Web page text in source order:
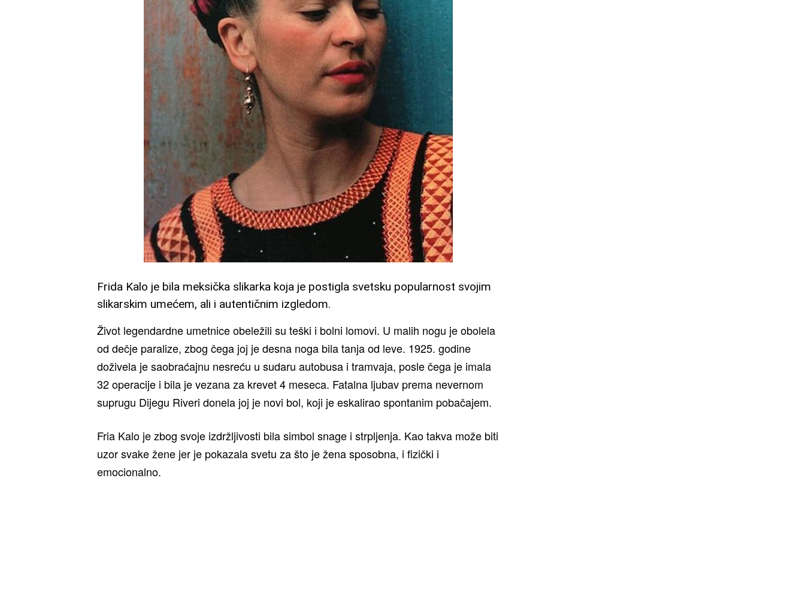
Frida Kalo je bila meksička slikarka koja je postigla svetsku popularnost svojim
slikarskim umećem, ali i autentičnim izgledom.
Život legendardne umetnice obeležili su teški i bolni lomovi. U malih nogu je obolela
od dečje paralize, zbog čega joj je desna noga bila tanja od leve. 1925. godine
doživela je saobraćajnu nesreću u sudaru autobusa i tramvaja, posle čega je imala
32 operacije i bila je vezana za krevet 4 meseca. Fatalna ljubav prema nevernom
suprugu Dijegu Riveri donela joj je novi bol, koji je eskalirao spontanim pobačajem.
Fria Kalo je zbog svoje izdržljivosti bila simbol snage i strpljenja. Kao takva može biti
uzor svake žene jer je pokazala svetu za što je žena sposobna, i fizički i
emocionalno.